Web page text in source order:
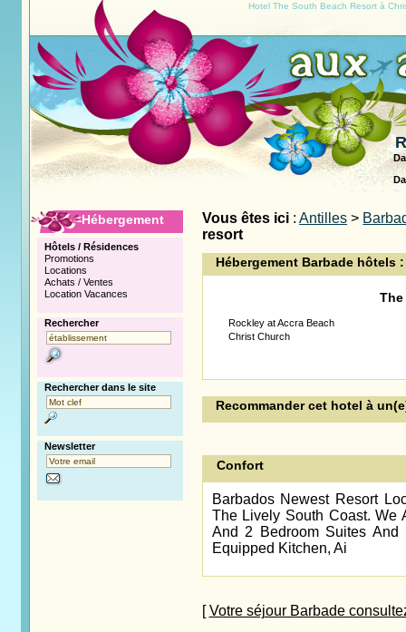
Hotel The South Beach Resort à
Vous êtes ici:Antilles >
resort
Hébergement Barbade hôtels
The
Rockley at Accra Beach
Christ Church
Recommander cet hotel à
Confort
Barbados Newest Resort
The Lively South Coast. We
And 2 Bedroom Suites And
Equipped Kitchen, Ai
[Votre séjour Barbade
Hébergement
Hôtels / Résidences
Promotions
Locations
Achats / Ventes
Location Vacances
Rechercher
Rechercher dans le site
Newsletter